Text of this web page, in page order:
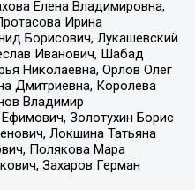
Елена Владимировна,
Ирина
Борисович, Лукашевский
Иванович, Шабад
Николаевна, Орлов Олег
Дмитриевна, Королева
Владимир
Золотухин Борис
Локшина Татьяна
Полякова Мара
Захаров Герман